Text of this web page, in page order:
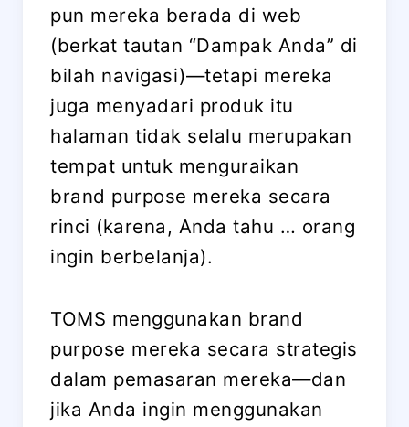
pun mereka berada di web
(berkat tautan “Dampak Anda” di
bilah navigasi)—tetapi mereka
juga menyadari produk itu
halaman tidak selalu merupakan
tempat untuk menguraikan
brand purpose mereka secara
rinci (karena, Anda tahu … orang
ingin berbelanja).
TOMS menggunakan brand
purpose mereka secara strategis
dalam pemasaran mereka—dan
jika Anda ingin menggunakan